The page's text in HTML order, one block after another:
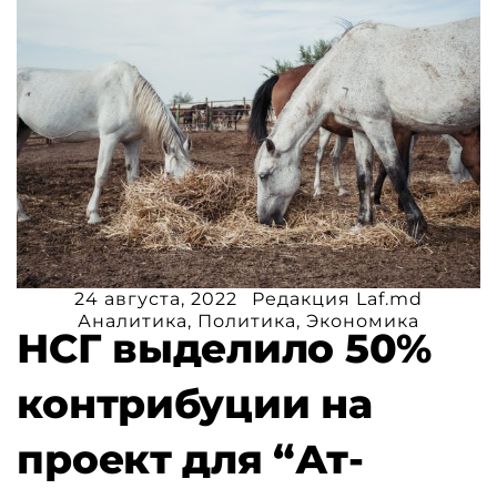
24 августа, 2022
Редакция Laf.md
Аналитика, Политика, Экономика
НСГ выделило 50%
контрибуции на
проект для “Ат-